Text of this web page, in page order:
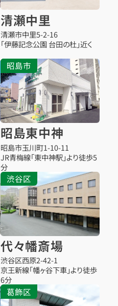
清瀬中里
清瀬市中里5-2-16
「伊藤記念公園 台田の杜」近く
昭島市
昭島東中神
昭島市玉川町1-10-11
JR青梅線「東中神駅」より徒歩5
分
渋谷区
代々幡斎場
渋谷区西原2-42-1
京王新線「幡ヶ谷下車」より徒歩
6分
葛飾区